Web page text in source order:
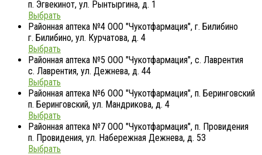
п. Эгвекинот, ул. Рынтыргина, д. 1
Выбрать
Районная аптека №4 ООО "Чукотфармация", г. Билибино
г. Билибино, ул. Курчатова, д. 4
Выбрать
Районная аптека №5 ООО "Чукотфармация", с. Лаврентия
с. Лаврентия, ул. Дежнева, д. 44
Выбрать
Районная аптека №6 ООО "Чукотфармация", п. Беринговский
п. Беринговский, ул. Мандрикова, д. 4
Выбрать
Районная аптека №7 ООО "Чукотфармация", п. Провидения
п. Провидения, ул. Набережная Дежнева, д. 53
Выбрать